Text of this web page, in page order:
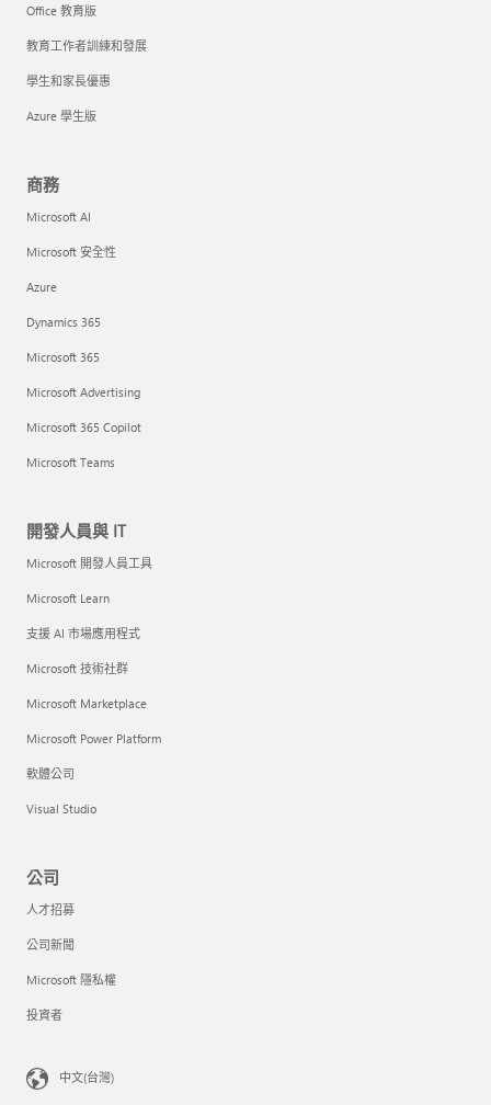
Office 教育版
教育工作者訓練和發展
學生和家長優惠
Azure 學生版
商務
Microsoft AI
Microsoft 安全性
Azure
Dynamics 365
Microsoft 365
Microsoft Advertising
Microsoft 365 Copilot
Microsoft Teams
開發人員與 IT
Microsoft 開發人員工具
Microsoft Learn
支援 AI 市場應用程式
Microsoft 技術社群
Microsoft Marketplace
Microsoft Power Platform
軟體公司
Visual Studio
公司
人才招募
公司新聞
Microsoft 隱私權
投資者
中文(台灣)